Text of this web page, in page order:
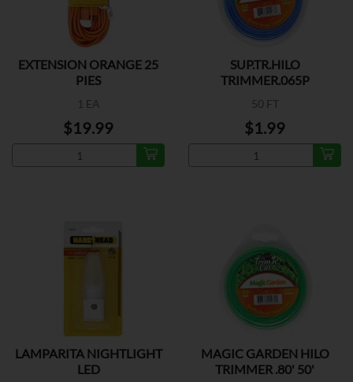
EXTENSION ORANGE 25
PIES
1 EA
$19.99
SUP.TR.HILO
TRIMMER.065P
50 FT
$1.99
LAMPARITA NIGHTLIGHT
LED
MAGIC GARDEN HILO
TRIMMER .80' 50'